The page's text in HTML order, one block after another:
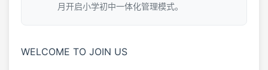
月开启小学初中一体化管理模式。
WELCOME TO JOIN US